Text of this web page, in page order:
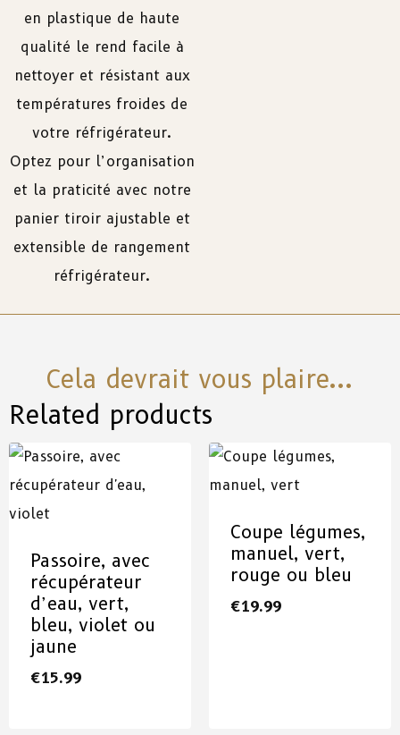
en plastique de haute
qualité le rend facile à
nettoyer et résistant aux
températures froides de
votre réfrigérateur.
Optez pour l’organisation
et la praticité avec notre
panier tiroir ajustable et
extensible de rangement
réfrigérateur.
Cela devrait vous plaire...
Related products
Passoire, avec
récupérateur
d’eau, vert,
bleu, violet ou
jaune
€15.99
Coupe légumes,
manuel, vert,
rouge ou bleu
€19.99